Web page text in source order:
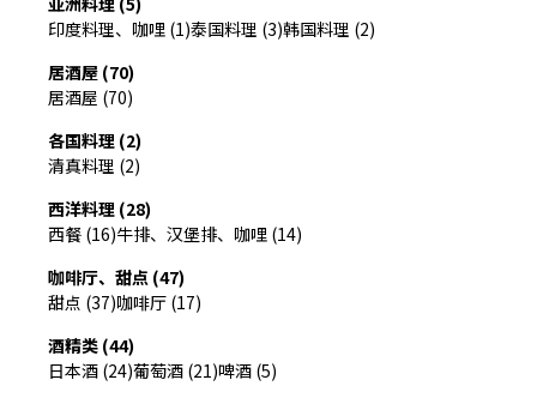
印度料理、咖哩 (1)泰国料理 (3)韩国料理 (2)
居酒屋 (70)
居酒屋 (70)
各国料理 (2)
清真料理 (2)
西洋料理 (28)
西餐 (16)牛排、汉堡排、咖哩 (14)
咖啡厅、甜点 (47)
甜点 (37)咖啡厅 (17)
酒精类 (44)
日本酒 (24)葡萄酒 (21)啤酒 (5)